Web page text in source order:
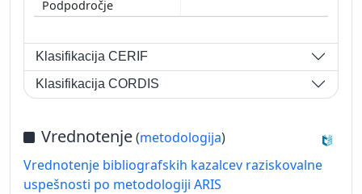
Klasifikacija CERIF
Klasifikacija CORDIS
Vrednotenje(metodologija)
Vrednotenje bibliografskih kazalcev raziskovalne
uspešnosti po metodologiji ARIS